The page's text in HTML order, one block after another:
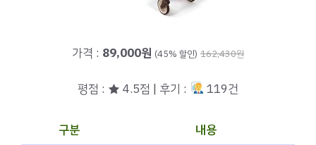
가격 : 89,000원 (45% 할인) 162,430원
평점 : ★ 4.5점 | 후기 : 119건
구분
내용